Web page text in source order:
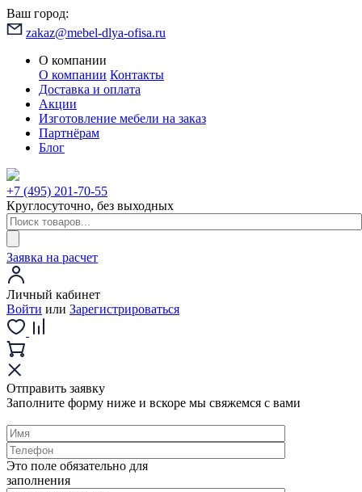
Ваш город:
zakaz@mebel-dlya-ofisa.ru
О компании
О компании Контакты
Доставка и оплата
Акции
Изготовление мебели на заказ
Партнёрам
Блог
+7 (495) 201-70-55
Круглосуточно, без выходных
Заявка на расчет
Личный кабинет
Войти или Зарегистрироваться
Отправить заявку
Заполните форму ниже и вскоре мы свяжемся с вами
Это поле обязательно для
заполнения